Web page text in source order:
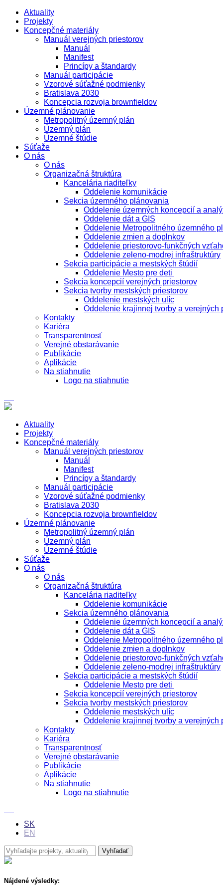
Aktuality
Projekty
Koncepčné materiály
Manuál verejných priestorov
Manuál
Manifest
Princípy a štandardy
Manuál participácie
Vzorové súťažné podmienky
Bratislava 2030
Koncepcia rozvoja brownfieldov
Územné plánovanie
Metropolitný územný plán
Územný plán
Územné štúdie
Súťaže
O nás
O nás
Organizačná štruktúra
Kancelária riaditeľky
Oddelenie komunikácie
Sekcia územného plánovania
Oddelenie územných koncepcií a
Oddelenie dát a GIS
Oddelenie Metropolitného územného
Oddelenie zmien a doplnkov
Oddelenie priestorovo-funkčných
Oddelenie zeleno-modrej infraštruktúry
Sekcia participácie a mestských štúdií
Oddelenie Mesto pre deti
Sekcia koncepcií verejných priestorov
Sekcia tvorby mestských priestorov
Oddelenie mestských ulíc
Oddelenie krajinnej tvorby a verejných
Kontakty
Kariéra
Transparentnosť
Verejné obstarávanie
Publikácie
Aplikácie
Na stiahnutie
Logo na stiahnutie
Aktuality
Projekty
Koncepčné materiály
Manuál verejných priestorov
Manuál
Manifest
Princípy a štandardy
Manuál participácie
Vzorové súťažné podmienky
Bratislava 2030
Koncepcia rozvoja brownfieldov
Územné plánovanie
Metropolitný územný plán
Územný plán
Územné štúdie
Súťaže
O nás
O nás
Organizačná štruktúra
Kancelária riaditeľky
Oddelenie komunikácie
Sekcia územného plánovania
Oddelenie územných koncepcií a
Oddelenie dát a GIS
Oddelenie Metropolitného územného
Oddelenie zmien a doplnkov
Oddelenie priestorovo-funkčných
Oddelenie zeleno-modrej infraštruktúry
Sekcia participácie a mestských štúdií
Oddelenie Mesto pre deti
Sekcia koncepcií verejných priestorov
Sekcia tvorby mestských priestorov
Oddelenie mestských ulíc
Oddelenie krajinnej tvorby a verejných
Kontakty
Kariéra
Transparentnosť
Verejné obstarávanie
Publikácie
Aplikácie
Na stiahnutie
Logo na stiahnutie
SK
EN
Nájdené výsledky: